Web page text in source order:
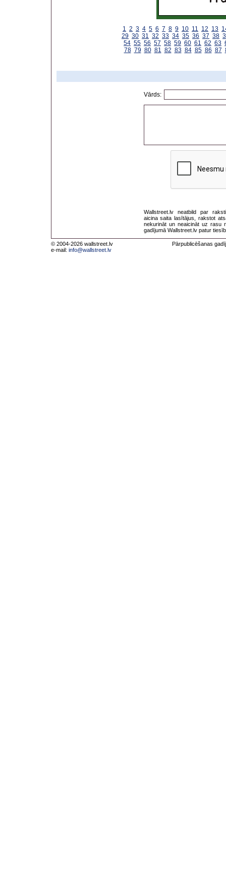
1 2 3 4 5 6 7 8 9 10 11 12 13
29 30 31 32 33 34 35 36 37 38
54 55 56 57 58 59 60 61 62 63
78 79 80 81 82 83 84 85 86 87
Vārds:
Wallstreet.lv neatbild par
aicina saita lasītājus, rakstot
nekurināt un neaicināt uz rasu
gadījumā Wallstreet.lv patur
© 2004-2026 wallstreet.lv
e-mail: info@wallstreet.lv
Pārpublicēšanas